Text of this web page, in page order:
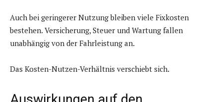
Auch bei geringerer Nutzung bleiben viele Fixkosten
bestehen. Versicherung, Steuer und Wartung fallen
unabhängig von der Fahrleistung an.
Das Kosten-Nutzen-Verhältnis verschiebt sich.